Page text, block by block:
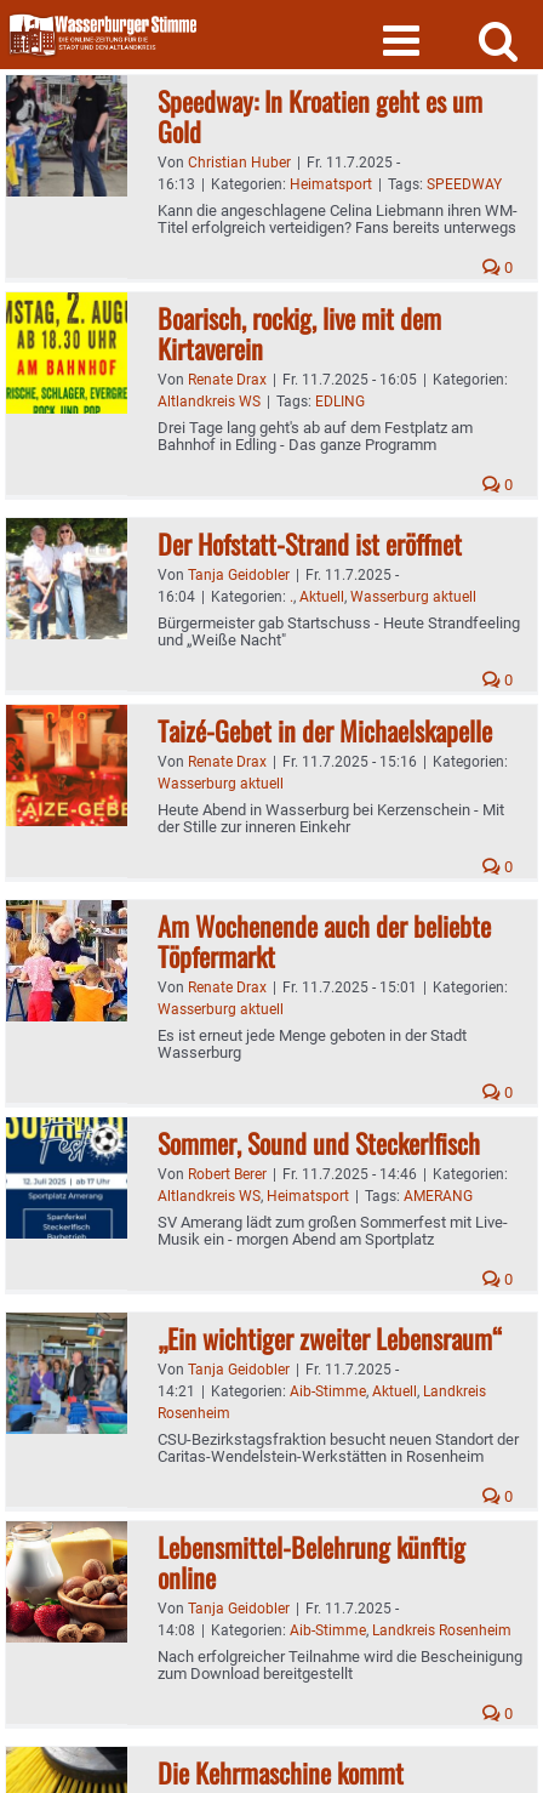
Skip
to
content
Speedway: In Kroatien geht es um
Gold
Von Christian Huber | Fr. 11.7.2025 -
16:13 | Kategorien: Heimatsport | Tags: SPEEDWAY
Kann die angeschlagene Celina Liebmann ihren WM-
Titel erfolgreich verteidigen? Fans bereits unterwegs
0
Boarisch, rockig, live mit dem
Kirtaverein
Von Renate Drax | Fr. 11.7.2025 - 16:05 | Kategorien:
Altlandkreis WS | Tags: EDLING
Drei Tage lang geht's ab auf dem Festplatz am
Bahnhof in Edling - Das ganze Programm
0
Der Hofstatt-Strand ist eröffnet
Von Tanja Geidobler | Fr. 11.7.2025 -
16:04 | Kategorien: ., Aktuell, Wasserburg aktuell
Bürgermeister gab Startschuss - Heute Strandfeeling
und „Weiße Nacht"
0
Taizé-Gebet in der Michaelskapelle
Von Renate Drax | Fr. 11.7.2025 - 15:16 | Kategorien:
Wasserburg aktuell
Heute Abend in Wasserburg bei Kerzenschein - Mit
der Stille zur inneren Einkehr
0
Am Wochenende auch der beliebte
Töpfermarkt
Von Renate Drax | Fr. 11.7.2025 - 15:01 | Kategorien:
Wasserburg aktuell
Es ist erneut jede Menge geboten in der Stadt
Wasserburg
0
Sommer, Sound und Steckerlfisch
Von Robert Berer | Fr. 11.7.2025 - 14:46 | Kategorien:
Altlandkreis WS, Heimatsport | Tags: AMERANG
SV Amerang lädt zum großen Sommerfest mit Live-
Musik ein - morgen Abend am Sportplatz
0
„Ein wichtiger zweiter Lebensraum“
Von Tanja Geidobler | Fr. 11.7.2025 -
14:21 | Kategorien: Aib-Stimme, Aktuell, Landkreis
Rosenheim
CSU-Bezirkstagsfraktion besucht neuen Standort der
Caritas-Wendelstein-Werkstätten in Rosenheim
0
Lebensmittel-Belehrung künftig
online
Von Tanja Geidobler | Fr. 11.7.2025 -
14:08 | Kategorien: Aib-Stimme, Landkreis Rosenheim
Nach erfolgreicher Teilnahme wird die Bescheinigung
zum Download bereitgestellt
0
Die Kehrmaschine kommt